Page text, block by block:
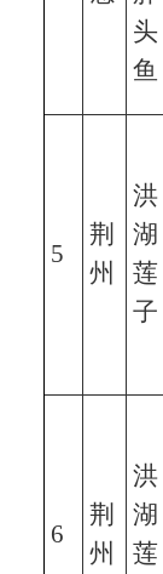
头
鱼
5
荆
州
洪
湖
莲
子
6
荆
州
洪
湖
莲